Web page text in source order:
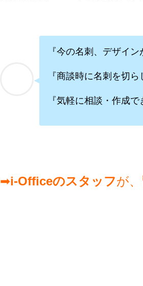
『今の名刺、デザイ
『商談時に名刺を切
『気軽に相談・作成
➡i-Officeのスタッフが